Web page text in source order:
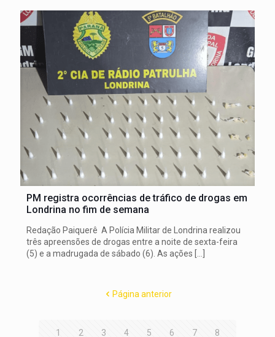
PM registra ocorrências de tráfico de drogas em
Londrina no fim de semana
Redação Paiquerê A Polícia Militar de Londrina realizou
três apreensões de drogas entre a noite de sexta-feira
(5) e a madrugada de sábado (6). As ações […]
Página anterior
1 2 3 4 5 6 7 8